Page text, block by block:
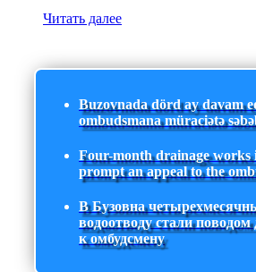
Читать далее
Buzovnada dörd ay davam
ombudsmana müraciətə
Four-month drainage works
prompt an appeal to the
В Бузовна
водоотводу стали
к омбудсмену